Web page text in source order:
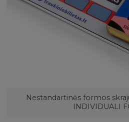
Nestandartinės formos
INDIVIDUALI